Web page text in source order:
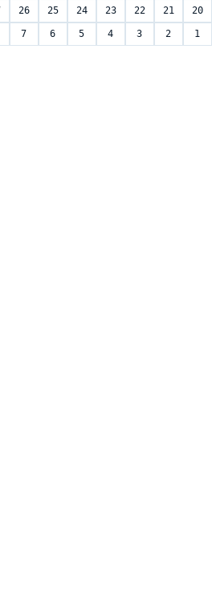
26 25 24 23 22 21 20
7 6 5 4 3 2 1